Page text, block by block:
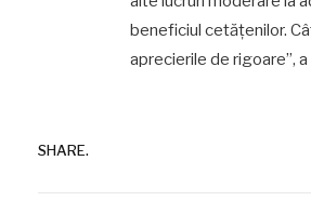
beneficiul cetățenilor.
aprecierile de rigoare”,
SHARE.